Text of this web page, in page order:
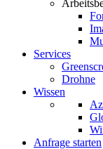
Services
Drohne
Wissen
Anfrage starten